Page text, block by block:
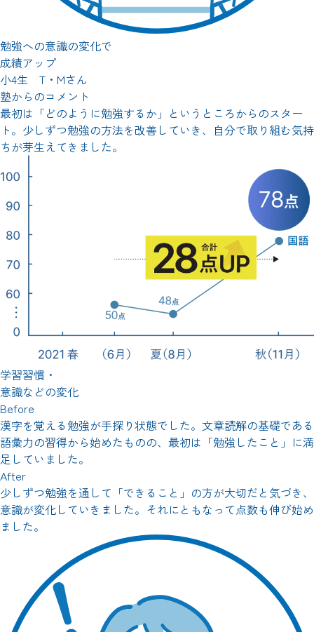
勉強への意識の変化で
成績アップ
小4生 T・Mさん
塾からのコメント
最初は「どのように勉強するか」というところからのスター
ト。少しずつ勉強の方法を改善していき、自分で取り組む気持
ちが芽生えてきました。
学習習慣・
意識などの変化
Before
漢字を覚える勉強が手探り状態でした。文章読解の基礎である
語彙力の習得から始めたものの、最初は「勉強したこと」に満
足していました。
After
少しずつ勉強を通して「できること」の方が大切だと気づき、
意識が変化していきました。それにともなって点数も伸び始め
ました。